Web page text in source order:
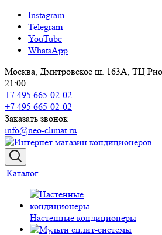
Instagram
Telegram
YouTube
WhatsApp
Москва, Дмитровское ш. 163А, ТЦ
21:00
+7 495 665-02-02
+7 495 665-02-02
Заказать звонок
info@neo-climat.ru
Каталог
Настенные кондиционеры